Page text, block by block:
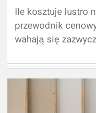
Ile kosztuje lustro
przewodnik
wahają się